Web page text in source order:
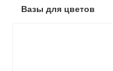
Вазы для цветов